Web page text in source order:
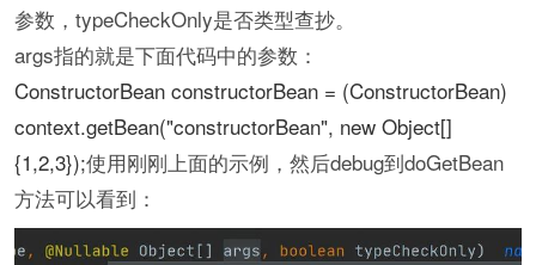
参数，typeCheckOnly是否类型查抄。
args指的就是下面代码中的参数：
ConstructorBean constructorBean = (ConstructorBean)
context.getBean("constructorBean", new Object[]
{1,2,3});使用刚刚上面的示例，然后debug到doGetBean
方法可以看到：